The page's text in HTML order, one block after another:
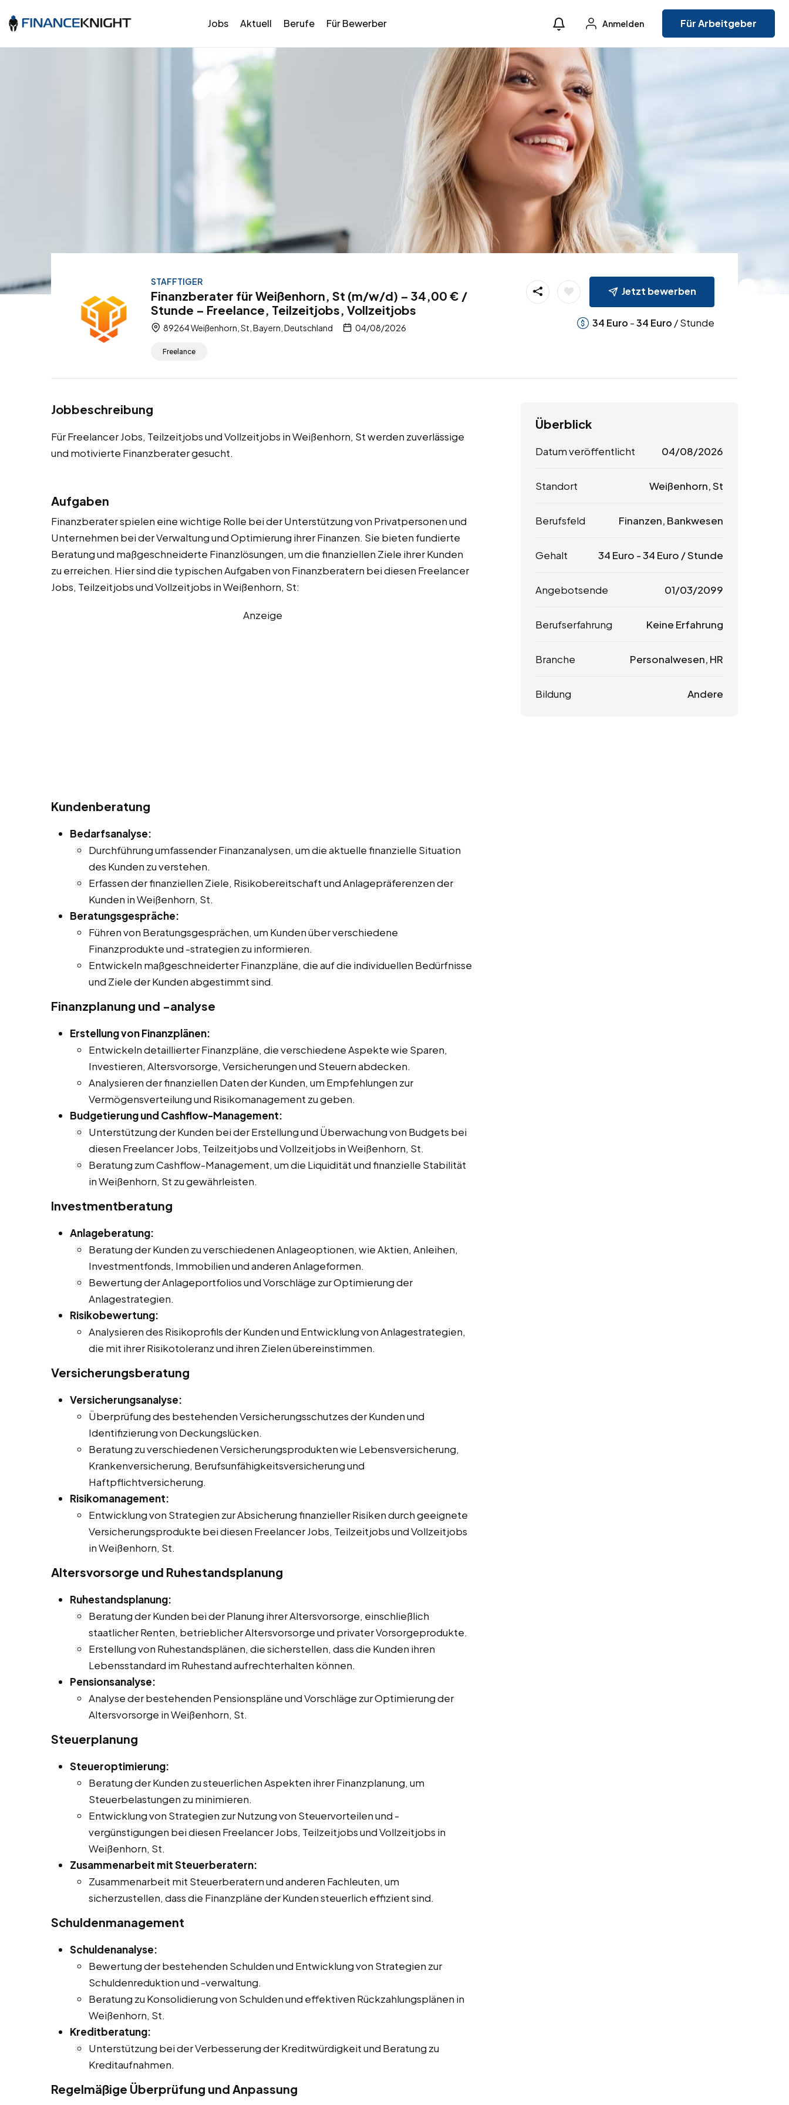
Jobs Aktuell Berufe Für Bewerber Anmelden Für Arbeitgeber
STAFFTIGER
Finanzberater für Weißenhorn, St (m/w/d) – 34,00 € /
Stunde – Freelance, Teilzeitjobs, Vollzeitjobs
89264 Weißenhorn, St, Bayern, Deutschland 04/08/2026
Freelance
Jetzt bewerben
34 Euro -34 Euro / Stunde
Jobbeschreibung
Für Freelancer Jobs, Teilzeitjobs und Vollzeitjobs in Weißenhorn, St werden zuverlässige
und motivierte Finanzberater gesucht.
Aufgaben
Finanzberater spielen eine wichtige Rolle bei der Unterstützung von Privatpersonen und
Unternehmen bei der Verwaltung und Optimierung ihrer Finanzen. Sie bieten fundierte
Beratung und maßgeschneiderte Finanzlösungen, um die finanziellen Ziele ihrer Kunden
zu erreichen. Hier sind die typischen Aufgaben von Finanzberatern bei diesen Freelancer
Jobs, Teilzeitjobs und Vollzeitjobs in Weißenhorn, St:
Anzeige
Kundenberatung
Bedarfsanalyse:
Durchführung umfassender Finanzanalysen, um die aktuelle finanzielle Situation
des Kunden zu verstehen.
Erfassen der finanziellen Ziele, Risikobereitschaft und Anlagepräferenzen der
Kunden in Weißenhorn, St.
Beratungsgespräche:
Führen von Beratungsgesprächen, um Kunden über verschiedene
Finanzprodukte und -strategien zu informieren.
Entwickeln maßgeschneiderter Finanzpläne, die auf die individuellen Bedürfnisse
und Ziele der Kunden abgestimmt sind.
Finanzplanung und -analyse
Erstellung von Finanzplänen:
Entwickeln detaillierter Finanzpläne, die verschiedene Aspekte wie Sparen,
Investieren, Altersvorsorge, Versicherungen und Steuern abdecken.
Analysieren der finanziellen Daten der Kunden, um Empfehlungen zur
Vermögensverteilung und Risikomanagement zu geben.
Budgetierung und Cashflow-Management:
Unterstützung der Kunden bei der Erstellung und Überwachung von Budgets bei
diesen Freelancer Jobs, Teilzeitjobs und Vollzeitjobs in Weißenhorn, St.
Beratung zum Cashflow-Management, um die Liquidität und finanzielle Stabilität
in Weißenhorn, St zu gewährleisten.
Investmentberatung
Anlageberatung:
Beratung der Kunden zu verschiedenen Anlageoptionen, wie Aktien, Anleihen,
Investmentfonds, Immobilien und anderen Anlageformen.
Bewertung der Anlageportfolios und Vorschläge zur Optimierung der
Anlagestrategien.
Risikobewertung:
Analysieren des Risikoprofils der Kunden und Entwicklung von Anlagestrategien,
die mit ihrer Risikotoleranz und ihren Zielen übereinstimmen.
Versicherungsberatung
Versicherungsanalyse:
Überprüfung des bestehenden Versicherungsschutzes der Kunden und
Identifizierung von Deckungslücken.
Beratung zu verschiedenen Versicherungsprodukten wie Lebensversicherung,
Krankenversicherung, Berufsunfähigkeitsversicherung und
Haftpflichtversicherung.
Risikomanagement:
Entwicklung von Strategien zur Absicherung finanzieller Risiken durch geeignete
Versicherungsprodukte bei diesen Freelancer Jobs, Teilzeitjobs und Vollzeitjobs
in Weißenhorn, St.
Altersvorsorge und Ruhestandsplanung
Ruhestandsplanung:
Beratung der Kunden bei der Planung ihrer Altersvorsorge, einschließlich
staatlicher Renten, betrieblicher Altersvorsorge und privater Vorsorgeprodukte.
Erstellung von Ruhestandsplänen, die sicherstellen, dass die Kunden ihren
Lebensstandard im Ruhestand aufrechterhalten können.
Pensionsanalyse:
Analyse der bestehenden Pensionspläne und Vorschläge zur Optimierung der
Altersvorsorge in Weißenhorn, St.
Steuerplanung
Steueroptimierung:
Beratung der Kunden zu steuerlichen Aspekten ihrer Finanzplanung, um
Steuerbelastungen zu minimieren.
Entwicklung von Strategien zur Nutzung von Steuervorteilen und -
vergünstigungen bei diesen Freelancer Jobs, Teilzeitjobs und Vollzeitjobs in
Weißenhorn, St.
Zusammenarbeit mit Steuerberatern:
Zusammenarbeit mit Steuerberatern und anderen Fachleuten, um
sicherzustellen, dass die Finanzpläne der Kunden steuerlich effizient sind.
Schuldenmanagement
Schuldenanalyse:
Bewertung der bestehenden Schulden und Entwicklung von Strategien zur
Schuldenreduktion und -verwaltung.
Beratung zu Konsolidierung von Schulden und effektiven Rückzahlungsplänen in
Weißenhorn, St.
Kreditberatung:
Unterstützung bei der Verbesserung der Kreditwürdigkeit und Beratung zu
Kreditaufnahmen.
Regelmäßige Überprüfung und Anpassung
Überblick
Datum veröffentlicht 04/08/2026
Standort Weißenhorn, St
Berufsfeld Finanzen, Bankwesen
Gehalt 34 Euro -34 Euro / Stunde
Angebotsende 01/03/2099
Berufserfahrung Keine Erfahrung
Branche Personalwesen, HR
Bildung Andere